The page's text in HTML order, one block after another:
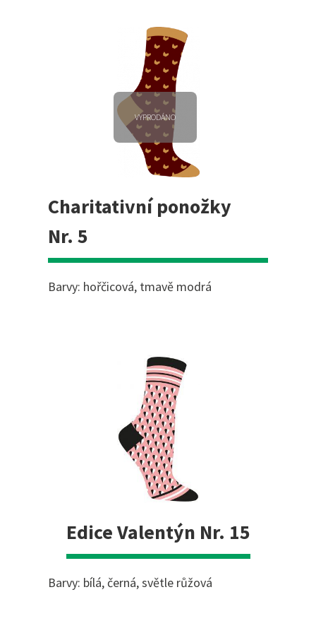
VYPRODÁNO
Charitativní ponožky
Nr. 5
Barvy: hořčicová, tmavě modrá
Edice Valentýn Nr. 15
Barvy: bílá, černá, světle růžová